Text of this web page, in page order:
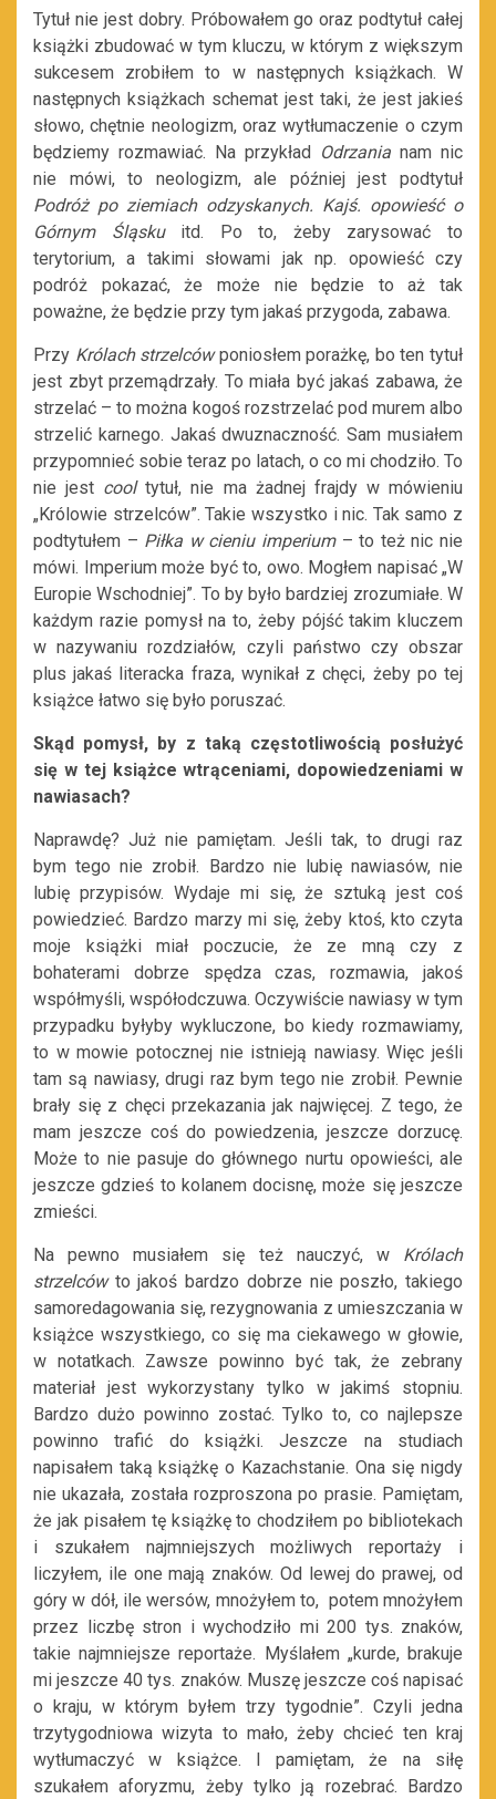
Tytuł nie jest dobry. Próbowałem go oraz podtytuł całej
książki zbudować w tym kluczu, w którym z większym
sukcesem zrobiłem to w następnych książkach. W
następnych książkach schemat jest taki, że jest jakieś
słowo, chętnie neologizm, oraz wytłumaczenie o czym
będziemy rozmawiać. Na przykład
Odrzania nam nic
nie mówi, to neologizm, ale później jest podtytuł
Podróż po ziemiach odzyskanych. Kajś. opowieść o
Górnym Śląskuitd. Po to, żeby zarysować to
terytorium, a takimi słowami jak np. opowieść czy
podróż pokazać, że może nie będzie to aż tak
poważne, że będzie przy tym jakaś przygoda, zabawa.
Przy Królach strzelcówponiosłem porażkę, bo ten tytuł
jest zbyt przemądrzały. To miała być jakaś zabawa, że
strzelać – to można kogoś rozstrzelać pod murem albo
strzelić karnego. Jakaś dwuznaczność. Sam musiałem
przypomnieć sobie teraz po latach, o co mi chodziło. To
nie jest cooltytuł, nie ma żadnej frajdy w mówieniu
„Królowie strzelców”. Takie wszystko i nic. Tak samo z
podtytułem – Piłka w cieniu imperium– to też nic nie
mówi. Imperium może być to, owo. Mogłem napisać „W
Europie Wschodniej”. To by było bardziej zrozumiałe. W
każdym razie pomysł na to, żeby pójść takim kluczem
w nazywaniu rozdziałów, czyli państwo czy obszar
plus jakaś literacka fraza, wynikał z chęci, żeby po tej
książce łatwo się było poruszać.
Skąd pomysł, by z taką częstotliwością posłużyć
się w tej książce wtrąceniami, dopowiedzeniami w
nawiasach?
Naprawdę? Już nie pamiętam. Jeśli tak, to drugi raz
bym tego nie zrobił. Bardzo nie lubię nawiasów, nie
lubię przypisów. Wydaje mi się, że sztuką jest coś
powiedzieć. Bardzo marzy mi się, żeby ktoś, kto czyta
moje książki miał poczucie, że ze mną czy z
bohaterami dobrze spędza czas, rozmawia, jakoś
współmyśli, współodczuwa. Oczywiście nawiasy w tym
przypadku byłyby wykluczone, bo kiedy rozmawiamy,
to w mowie potocznej nie istnieją nawiasy. Więc jeśli
tam są nawiasy, drugi raz bym tego nie zrobił. Pewnie
brały się z chęci przekazania jak najwięcej. Z tego, że
mam jeszcze coś do powiedzenia, jeszcze dorzucę.
Może to nie pasuje do głównego nurtu opowieści, ale
jeszcze gdzieś to kolanem docisnę, może się jeszcze
zmieści.
Na pewno musiałem się też nauczyć, w Królach
strzelcówto jakoś bardzo dobrze nie poszło, takiego
samoredagowania się, rezygnowania z umieszczania w
książce wszystkiego, co się ma ciekawego w głowie,
w notatkach. Zawsze powinno być tak, że zebrany
materiał jest wykorzystany tylko w jakimś stopniu.
Bardzo dużo powinno zostać. Tylko to, co najlepsze
powinno trafić do książki. Jeszcze na studiach
napisałem taką książkę o Kazachstanie. Ona się nigdy
nie ukazała, została rozproszona po prasie. Pamiętam,
że jak pisałem tę książkę to chodziłem po bibliotekach
i szukałem najmniejszych możliwych reportaży i
liczyłem, ile one mają znaków. Od lewej do prawej, od
góry w dół, ile wersów, mnożyłem to, potem mnożyłem
przez liczbę stron i wychodziło mi 200 tys. znaków,
takie najmniejsze reportaże. Myślałem „kurde, brakuje
mi jeszcze 40 tys. znaków. Muszę jeszcze coś napisać
o kraju, w którym byłem trzy tygodnie”. Czyli jedna
trzytygodniowa wizyta to mało, żeby chcieć ten kraj
wytłumaczyć w książce. I pamiętam, że na siłę
szukałem aforyzmu, żeby tylko ją rozebrać. Bardzo